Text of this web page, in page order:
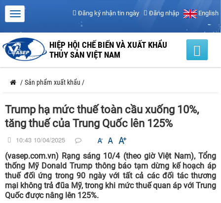
Đăng ký nhận tin ngày Đăng nhập English
HIỆP HỘI CHẾ BIẾN VÀ XUẤT KHẨU
THỦY SẢN VIỆT NAM
/ Sản phẩm xuất khẩu /
Trump hạ mức thuế toàn cầu xuống 10%,
tăng thuế của Trung Quốc lên 125%
10:43 10/04/2025
(vasep.com.vn) Rạng sáng 10/4 (theo giờ Việt Nam), Tổng
thống Mỹ Donald Trump thông báo tạm dừng kế hoạch áp
thuế đối ứng trong 90 ngày với tất cả các đối tác thương
mại không trả đũa Mỹ, trong khi mức thuế quan áp với Trung
Quốc được nâng lên 125%.